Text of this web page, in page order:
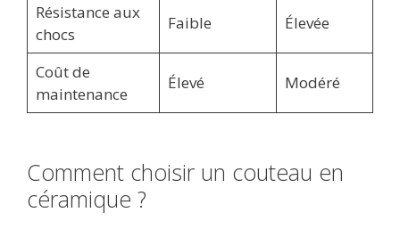
Résistance aux
chocs
Faible Élevée
Coût de
maintenance
Élevé Modéré
Comment choisir un couteau en
céramique ?